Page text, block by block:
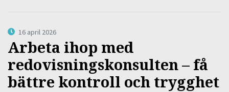
16 april 2026
Arbeta ihop med
redovisningskonsulten – få
bättre kontroll och trygghet